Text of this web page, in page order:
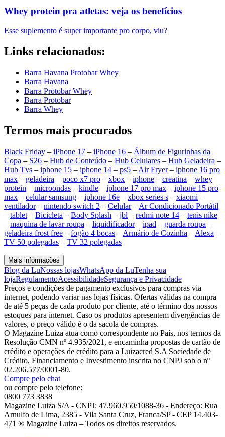
Whey protein pra atletas: veja os benefícios
Esse suplemento é super importante pro corpo, viu?
Links relacionados:
Barra Havana Protobar Whey
Barra Havana
Barra Protobar Whey
Barra Protobar
Barra Whey
Termos mais procurados
Black Friday – iPhone 17 – iPhone 16 – Álbum de Figurinhas da
Copa – S26 – Hub de Conteúdo – Hub Celulares – Hub Geladeira –
Hub Tvs – iphone 15 – iphone 14 – ps5 – Air Fryer– iphone 16 pro
max – geladeira – poco x7 pro – xbox – iphone – creatina – whey
protein – microondas – kindle – iphone 17 pro max – iphone 15 pro
max – celular samsung – iphone 16e – xbox series s – xiaomi –
ventilador– nintendo switch 2 – Celular– Ar Condicionado Portátil
– tablet – Bicicleta – Body Splash – jbl – redmi note 14 – tenis nike
– maquina de lavar roupa – liquidificador– ipad – guarda roupa –
geladeira frost free – fogão 4 bocas – Armário de Cozinha – Alexa –
TV 50 polegadas – TV 32 polegadas
Mais informações
Blog da LuNossas lojasWhatsApp da LuTenha sua
lojaRegulamentoAcessibilidadeSegurança e Privacidade
Preços e condições de pagamento exclusivos para compras via
internet, podendo variar nas lojas físicas. Ofertas válidas na compra
de até 5 peças de cada produto por cliente, até o término dos nossos
estoques para internet. Caso os produtos apresentem divergências de
valores, o preço válido é o da sacola de compras.
O Magazine Luiza atua como correspondente no País, nos termos da
Resolução CMN nº 4.935/2021, e encaminha propostas de cartão de
crédito e operações de crédito para a Luizacred S.A Sociedade de
Crédito, Financiamento e Investimento inscrita no CNPJ sob o nº
02.206.577/0001-80.
Compre pelo chat
ou compre pelo telefone:
0800 773 3838
Magazine Luiza S/A - CNPJ: 47.960.950/1088-36 - Endereço: Rua
Arnulfo de Lima, 2385 - Vila Santa Cruz, Franca/SP - CEP 14.403-
471 ® Magazine Luiza – Todos os direitos reservados.